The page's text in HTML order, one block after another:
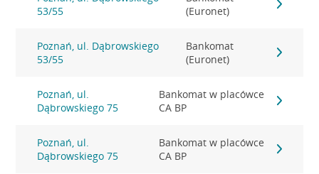
53/55
(Euronet)
Poznań, ul. Dąbrowskiego
53/55
Bankomat
(Euronet)
Poznań, ul.
Dąbrowskiego 75
Bankomat w placówce
CA BP
Poznań, ul.
Dąbrowskiego 75
Bankomat w placówce
CA BP